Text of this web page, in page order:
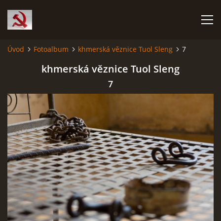
ČERNÁ KNIHA KOMUNISMU I.
ČERNÁ KNIHA KOMUNISMU II.
RUDÝ HLADOMOR: STALINOVA VÁLKA NA UKRAJINĚ
KATYŇSKÝ MASAKR
OSTATNÍ ZLOČINY KOMUNISMU
Úvod Fotoalbum khmerská věznice Tuol Sleng 7
khmerská věznice Tuol Sleng
7